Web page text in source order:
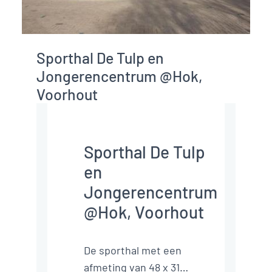
Sporthal De Tulp en
Jongerencentrum @Hok,
Voorhout
Sporthal De Tulp
en
Jongerencentrum
@Hok, Voorhout
De sporthal met een
afmeting van 48 x 31